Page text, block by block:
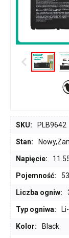
SKU: PLB9642
Stan:
Napięcie:
Pojemność:
Liczba ogniw:
Typ ogniwa:
Kolor: Black